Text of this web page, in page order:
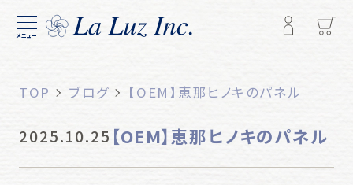
メニュー
TOP ブログ 【OEM】恵那ヒノキのパネル
2025.10.25 【OEM】恵那ヒノキのパネル